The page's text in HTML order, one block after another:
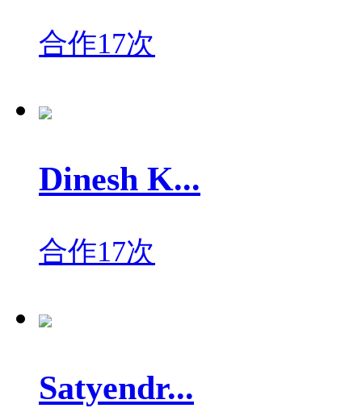
合作17次
Dinesh K...
合作17次
Satyendr...